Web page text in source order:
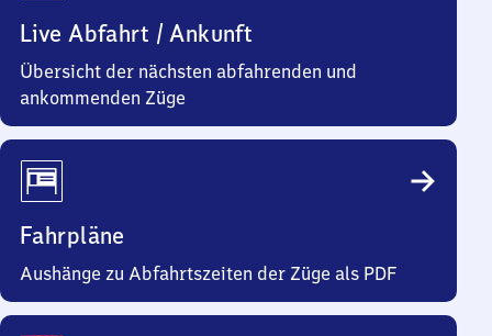
Live Abfahrt / Ankunft
Übersicht der nächsten abfahrenden und
ankommenden Züge
Fahrpläne
Aushänge zu Abfahrtszeiten der Züge als PDF